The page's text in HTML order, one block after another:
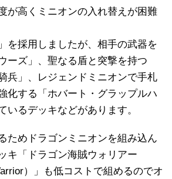
が高くミニオンの入れ替えが困難
を採用しましたが、相手の武器を
ーズ」、聖なる盾と突撃を持つ
兵」、レジェンドミニオンで手札
化する「ホバート・グラップルハ
いるデッキなどがあります。
ためドラゴンミニオンを組み込ん
キ「ドラゴン海賊ウォリアー
）」も低コストで組めるのでオ